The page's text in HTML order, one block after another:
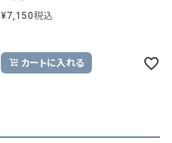
¥7,150税込
カートに入れる